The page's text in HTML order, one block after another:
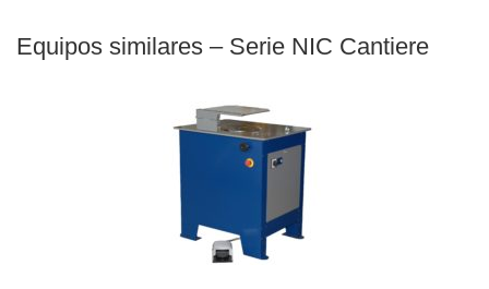
Equipos similares – Serie NIC Cantiere